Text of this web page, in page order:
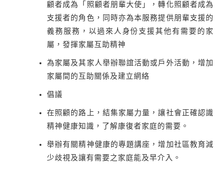
顧者成為「照顧者朋輩大使」，轉化照顧者成為
支援者的角色，同時亦為本服務提供朋輩支援的
義務服務，以過來人身份支援其他有需要的家
屬，發揮家屬互助精神
為家屬及其家人舉辦聯誼活動或戶外活動，增加
家屬間的互助關係及建立網絡
倡議
在照顧的路上，結集家屬力量，讓社會正確認識
精神健康知識，了解康復者家庭的需要。
舉辦有關精神健康的專題講座，增加社區教育減
少歧視及讓有需要之家庭能及早介入。